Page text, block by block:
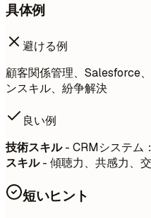
具体例
避ける例
顧客関係管理、Salesforce
ンスキル、紛争解決
良い例
技術スキル- CRMシステム
スキル- 傾聴力、共感力、
短いヒント